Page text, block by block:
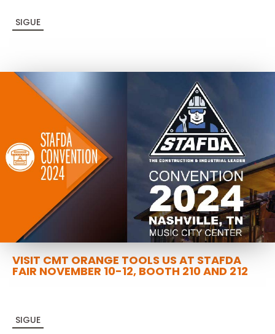
SIGUE
VISIT CMT ORANGE TOOLS US AT STAFDA
FAIR NOVEMBER 10-12, BOOTH 210 AND 212
SIGUE